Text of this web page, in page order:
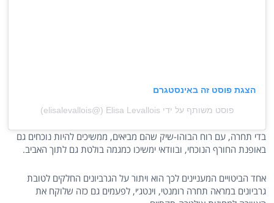
הצגת פוסט זה באינסטגרם
פוסט משותף על ידי ‏‎Elisa Levallois‎‏ (@‏‎elisalevallois‎‏)
בדי תחרה, עם רוח הבוהו-שיק שהם מביאים, ממשיכים להיות נוכחים גם
באופנת החורף הנוכחי, ובוודאי ימשיכו כמגמה בולטת גם לתוך האביב.
אחד הביטויים המעניינים לכך הוא ויתור על הגרביונים החלקים לטובת
גרביונים במראה תחרה רומנטי, וינטג׳י, לפעמים גם כזה שלוקח את